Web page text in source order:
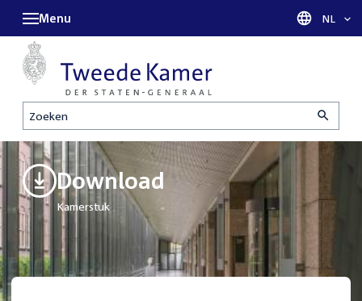
Zoeken
Menu Taal
NL
Download
Kamerstuk